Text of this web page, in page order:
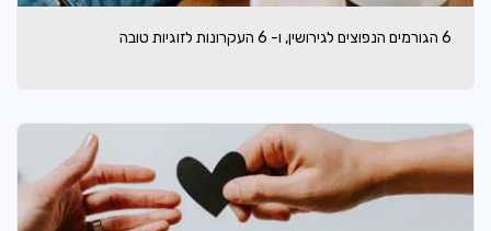
6 הגורמים הנפוצים לגירושין, ו- 6 העקרונות לזוגיות טובה